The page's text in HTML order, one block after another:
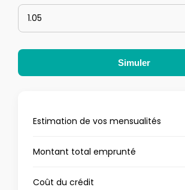
Simuler
Estimation de vos mensualités
Montant total emprunté
Coût du crédit